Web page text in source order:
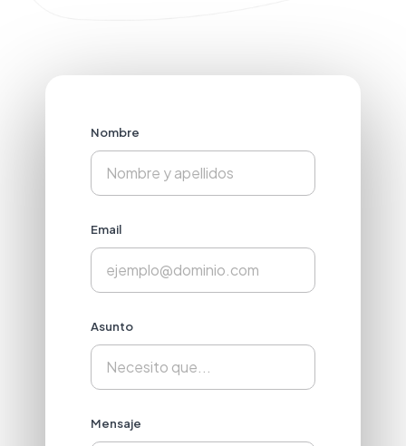
Nombre
Email
Asunto
Mensaje